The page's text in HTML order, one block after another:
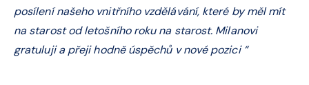
posílení našeho vnitřního vzdělávání, které by měl mít
na starost od letošního roku na starost. Milanovi
gratuluji a přeji hodně úspěchů v nové pozici “